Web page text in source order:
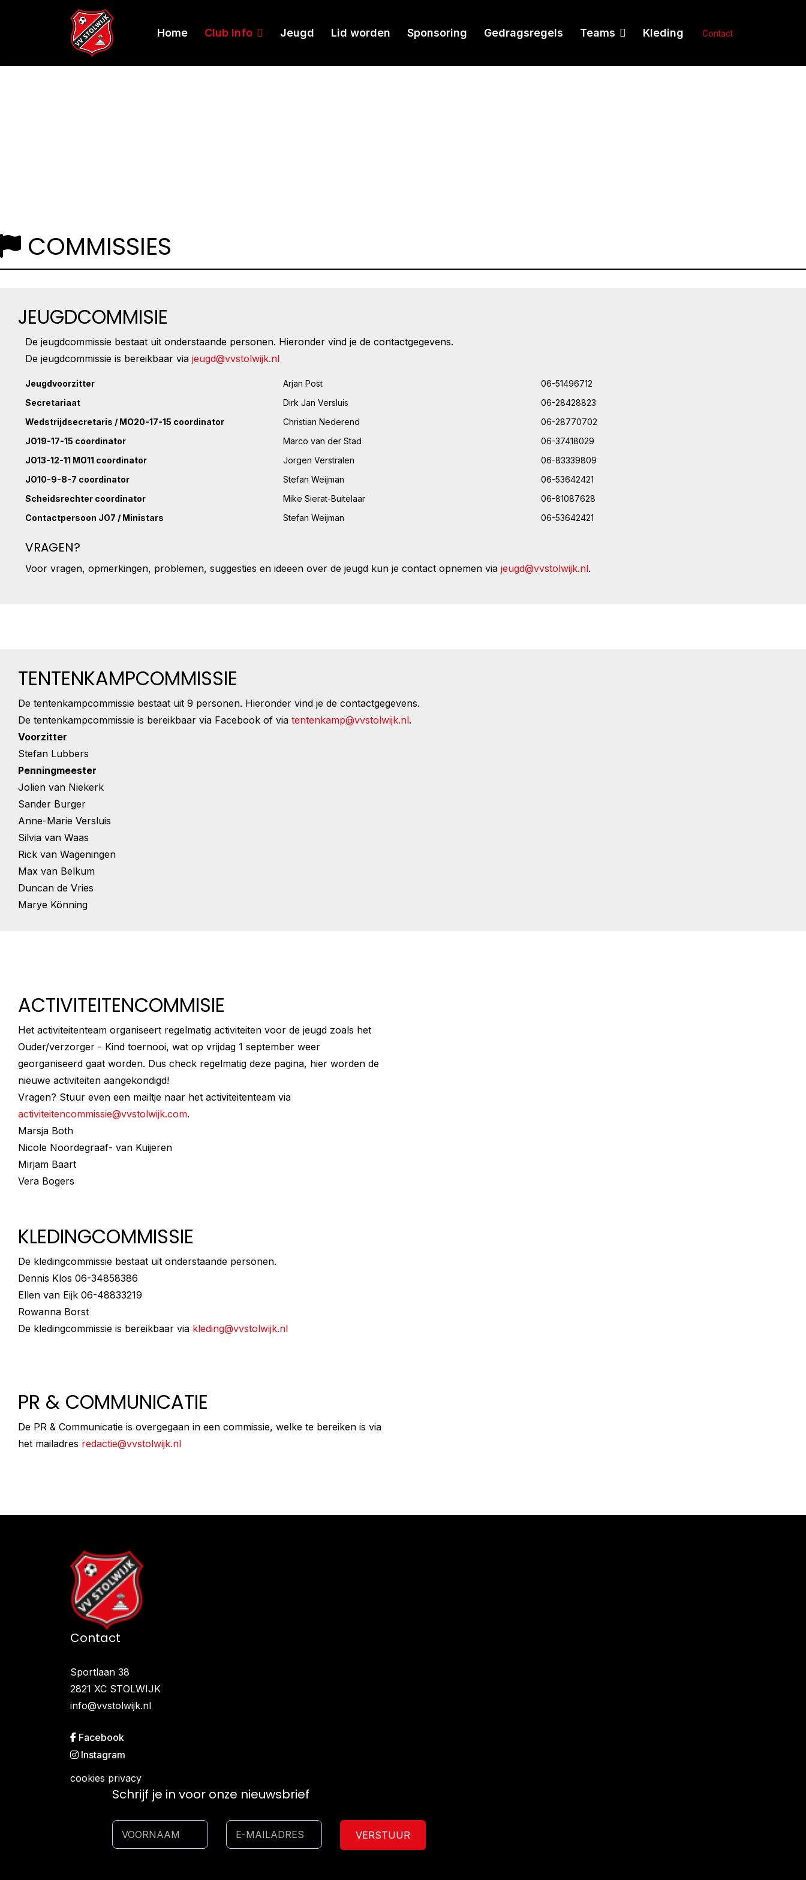
Home Club Info Jeugd Lid worden Sponsoring Gedragsregels Teams Kleding Contact
COMMISSIES
JEUGDCOMMISIE
De jeugdcommissie bestaat uit onderstaande personen. Hieronder vind je de contactgegevens.
De jeugdcommissie is bereikbaar via jeugd@vvstolwijk.nl
Jeugdvoorzitter Arjan Post
06-51496712
Secretariaat
Dirk Jan Versluis
06-28428823
Wedstrijdsecretaris / MO20-17-15 coordinator
Christian Nederend
06-28770702
JO19-17-15 coordinator
Marco van der Stad
06-37418029
JO13-12-11 MO11 coordinator
Jorgen Verstralen
06-83339809
JO10-9-8-7 coordinator
Stefan Weijman
06-53642421
Scheidsrechter coordinator
Mike Sierat-Buitelaar
06-81087628
Contactpersoon JO7 / Ministars
Stefan Weijman 06-53642421
VRAGEN?
Voor vragen, opmerkingen, problemen, suggesties en ideeen over de jeugd kun je contact opnemen via jeugd@vvstolwijk.nl.
TENTENKAMPCOMMISSIE
De tentenkampcommissie bestaat uit 9 personen. Hieronder vind je de contactgegevens.
De tentenkampcommissie is bereikbaar via Facebook of via tentenkamp@vvstolwijk.nl.
Voorzitter
Stefan Lubbers
Penningmeester
Jolien van Niekerk
Sander Burger
Anne-Marie Versluis
Silvia van Waas
Rick van Wageningen
Max van Belkum
Duncan de Vries
Marye Könning
ACTIVITEITENCOMMISIE
Het activiteitenteam organiseert regelmatig activiteiten voor de jeugd zoals het
Ouder/verzorger - Kind toernooi, wat op vrijdag 1 september weer
georganiseerd gaat worden. Dus check regelmatig deze pagina, hier worden de
nieuwe activiteiten aangekondigd!
Vragen? Stuur even een mailtje naar het activiteitenteam via
activiteitencommissie@vvstolwijk.com.
Marsja Both
Nicole Noordegraaf- van Kuijeren
Mirjam Baart
Vera Bogers
KLEDINGCOMMISSIE
De kledingcommissie bestaat uit onderstaande personen.
Dennis Klos 06-34858386
Ellen van Eijk 06-48833219
Rowanna Borst
De kledingcommissie is bereikbaar via kleding@vvstolwijk.nl
PR & COMMUNICATIE
De PR & Communicatie is overgegaan in een commissie, welke te bereiken is via
het mailadres redactie@vvstolwijk.nl
Contact
Sportlaan 38
2821 XC STOLWIJK
info@vvstolwijk.nl
Facebook
Instagram
cookies privacy
Schrijf je in voor onze nieuwsbrief
VERSTUUR